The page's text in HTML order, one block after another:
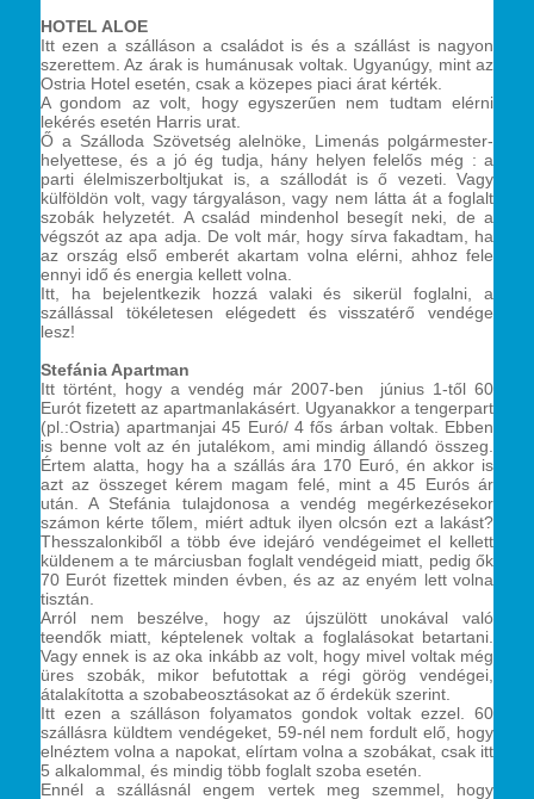
HOTEL ALOE
Itt ezen a szálláson a családot is és a szállást is nagyon
szerettem. Az árak is humánusak voltak. Ugyanúgy, mint az
Ostria Hotel esetén, csak a közepes piaci árat kérték.
A gondom az volt, hogy egyszerűen nem tudtam elérni
lekérés esetén Harris urat.
Ő a Szálloda Szövetség alelnöke, Limenás polgármester-
helyettese, és a jó ég tudja, hány helyen felelős még : a
parti élelmiszerboltjukat is, a szállodát is ő vezeti. Vagy
külföldön volt, vagy tárgyaláson, vagy nem látta át a foglalt
szobák helyzetét. A család mindenhol besegít neki, de a
végszót az apa adja. De volt már, hogy sírva fakadtam, ha
az ország első emberét akartam volna elérni, ahhoz fele
ennyi idő és energia kellett volna.
Itt, ha bejelentkezik hozzá valaki és sikerül foglalni, a
szállással tökéletesen elégedett és visszatérő vendége
lesz!
Stefánia Apartman
Itt történt, hogy a vendég már 2007-ben június 1-től 60
Eurót fizetett az apartmanlakásért. Ugyanakkor a tengerpart
(pl.:Ostria) apartmanjai 45 Euró/ 4 fős árban voltak. Ebben
is benne volt az én jutalékom, ami mindig állandó összeg.
Értem alatta, hogy ha a szállás ára 170 Euró, én akkor is
azt az összeget kérem magam felé, mint a 45 Eurós ár
után. A Stefánia tulajdonosa a vendég megérkezésekor
számon kérte tőlem, miért adtuk ilyen olcsón ezt a lakást?
Thesszalonkiből a több éve idejáró vendégeimet el kellett
küldenem a te márciusban foglalt vendégeid miatt, pedig ők
70 Eurót fizettek minden évben, és az az enyém lett volna
tisztán.
Arról nem beszélve, hogy az újszülött unokával való
teendők miatt, képtelenek voltak a foglalásokat betartani.
Vagy ennek is az oka inkább az volt, hogy mivel voltak még
üres szobák, mikor befutottak a régi görög vendégei,
átalakította a szobabeosztásokat az ő érdekük szerint.
Itt ezen a szálláson folyamatos gondok voltak ezzel. 60
szállásra küldtem vendégeket, 59-nél nem fordult elő, hogy
elnéztem volna a napokat, elírtam volna a szobákat, csak itt
5 alkalommal, és mindig több foglalt szoba esetén.
Ennél a szállásnál engem vertek meg szemmel, hogy